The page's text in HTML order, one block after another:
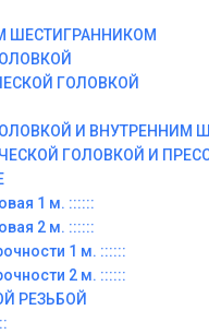
ШЕСТИГРАННИКОМ
ГОЛОВКОЙ
И ВНУТРЕННИМ
ГОЛОВКОЙ И
1 м. ::::::
2 м. ::::::
1 м. ::::::
2 м. ::::::
РЕЗЬБОЙ